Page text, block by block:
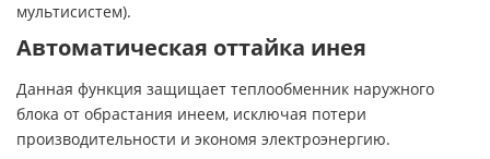
мультисистем).
Автоматическая оттайка инея
Данная функция защищает теплообменник наружного
блока от обрастания инеем, исключая потери
производительности и экономя электроэнергию.